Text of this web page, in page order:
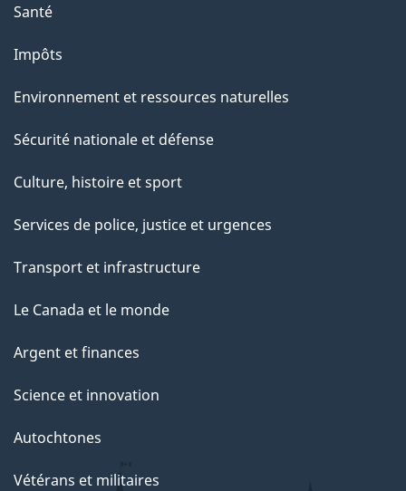
Santé
Impôts
Environnement et ressources naturelles
Sécurité nationale et défense
Culture, histoire et sport
Services de police, justice et urgences
Transport et infrastructure
Le Canada et le monde
Argent et finances
Science et innovation
Autochtones
Vétérans et militaires